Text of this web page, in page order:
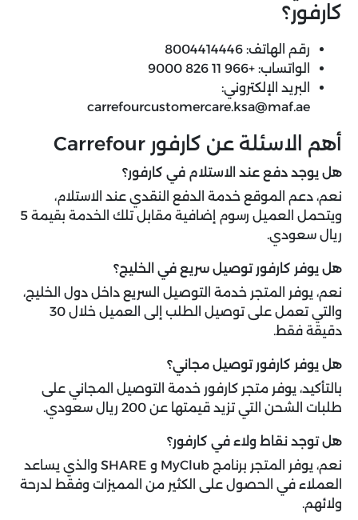
كارفور؟
رقم الهاتف: 8004414446
الواتساب: +966 11 826 9000
البريد الإلكتروني:
carrefourcustomercare.ksa@maf.ae
أهم الاسئلة عن كارفور Carrefour
هل يوجد دفع عند الاستلام في كارفور؟
نعم، دعم الموقع خدمة الدفع النقدي عند الاستلام،
ويتحمل العميل رسوم إضافية مقابل تلك الخدمة بقيمة 5
ريال سعودي.
هل يوفر كارفور توصيل سريع في الخليج؟
نعم، يوفر المتجر خدمة التوصيل السريع داخل دول الخليج،
والتي تعمل على توصيل الطلب إلى العميل خلال 30
دقيقة فقط.
هل يوفر كارفور توصيل مجاني؟
بالتأكيد، يوفر متجر كارفور خدمة التوصيل المجاني على
طلبات الشحن التي تزيد قيمتها عن 200 ريال سعودي.
هل توجد نقاط ولاء في كارفور؟
نعم، يوفر المتجر برنامج MyClub و SHARE والذي يساعد
العملاء في الحصول على الكثير من المميزات وفقط لدرحة
ولائهم.